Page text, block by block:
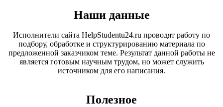
Наши данные
Исполнители сайта HelpStudentu24.ru проводят работу по
подбору, обработке и структурированию материала по
предложенной заказчиком теме. Результат данной работы не
является готовым научным трудом, но может служить
источником для его написания.
Полезное